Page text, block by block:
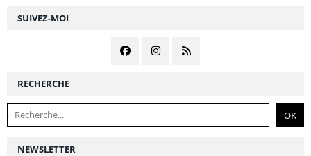
NEWSLETTER
SUIVEZ-MOI
RECHERCHE